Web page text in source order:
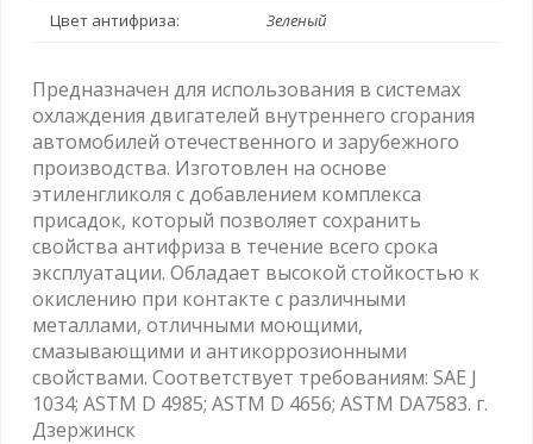
Цвет антифриза: Зеленый
Предназначен для использования в системах
охлаждения двигателей внутреннего сгорания
автомобилей отечественного и зарубежного
производства. Изготовлен на основе
этиленгликоля с добавлением комплекса
присадок, который позволяет сохранить
свойства антифриза в течение всего срока
эксплуатации. Обладает высокой стойкостью к
окислению при контакте с различными
металлами, отличными моющими,
смазывающими и антикоррозионными
свойствами. Соответствует требованиям: SAE J
1034; ASTM D 4985; ASTM D 4656; ASTM DA7583. г.
Дзержинск